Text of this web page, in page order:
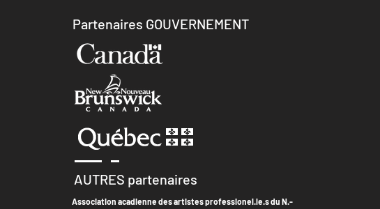
Partenaires GOUVERNEMENT
AUTRES partenaires
Association acadienne des artistes professionel.le.s du N.-